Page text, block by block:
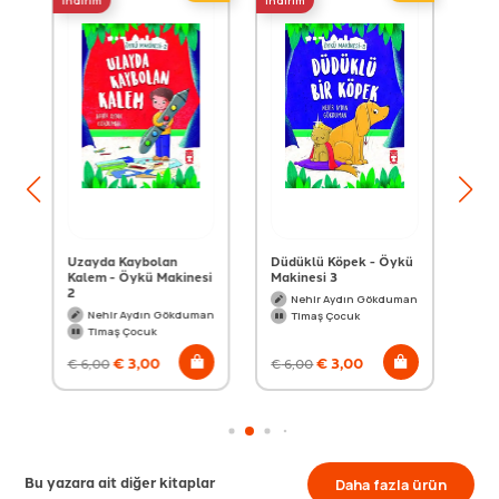
Uzayda Kaybolan
Kalem - Öykü Makinesi
2
Nehir Aydın Gökduman
Timaş Çocuk
€6,00€3,00
Düdüklü Köpek - Öykü
Makinesi 3
Nehir Aydın Gökduman
Timaş Çocuk
€6,00€3,00
Bu yazara ait diğer kitaplar Daha fazla ürün